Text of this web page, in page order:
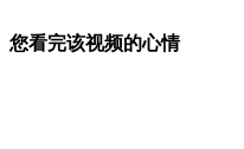
您看完该视频的心情